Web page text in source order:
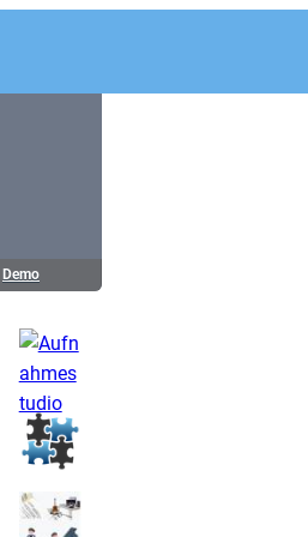
Demo